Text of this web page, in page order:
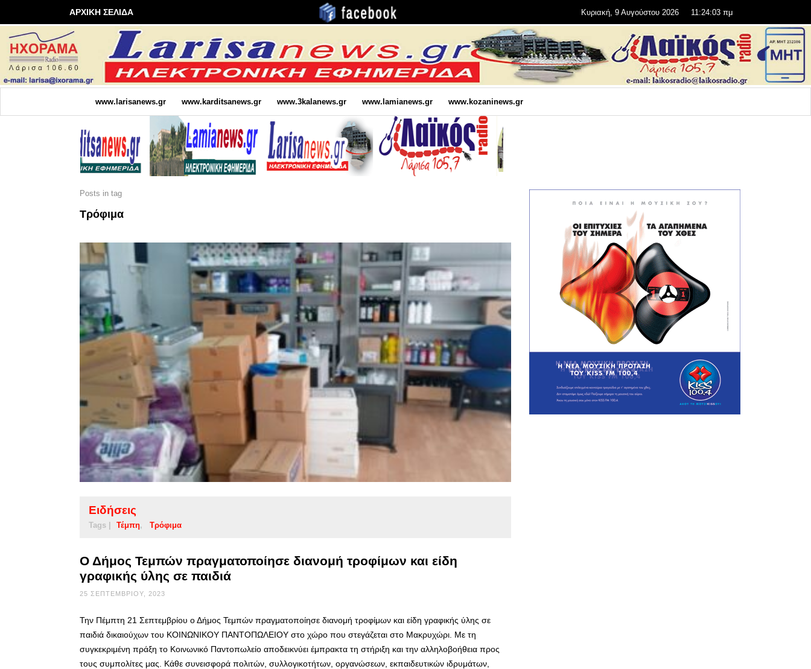
ΑΡΧΙΚΗ ΣΕΛΙΔΑ Κυριακή, 9 Αυγούστου 2026 11:24:05 πμ
www.larisanews.gr www.karditsanews.gr www.3kalanews.gr www.lamianews.gr www.kozaninews.gr
Posts in tag
Τρόφιμα
Ειδήσεις
Tags | Τέμπη Τρόφιμα
Ο Δήμος Τεμπών πραγματοποίησε διανομή τροφίμων και είδη
γραφικής ύλης σε παιδιά
25 ΣΕΠΤΕΜΒΡΊΟΥ, 2023
Την Πέμπτη 21 Σεπτεμβρίου ο Δήμος Τεμπών πραγματοποίησε διανομή τροφίμων και είδη γραφικής ύλης σε
παιδιά δικαιούχων του ΚΟΙΝΩΝΙΚΟΥ ΠΑΝΤΟΠΩΛΕΙΟΥ στο χώρο που στεγάζεται στο Μακρυχώρι. Με τη
συγκεκριμένη πράξη το Κοινωνικό Παντοπωλείο αποδεικνύει έμπρακτα τη στήριξη και την αλληλοβοήθεια προς
τους συμπολίτες μας. Κάθε συνεισφορά πολιτών, συλλογικοτήτων, οργανώσεων, εκπαιδευτικών ιδρυμάτων,